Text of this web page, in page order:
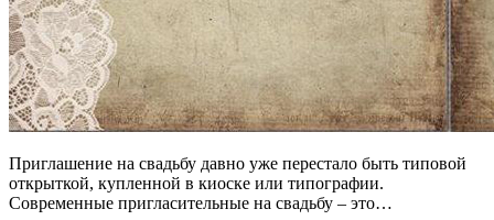
Приглашение на свадьбу давно уже перестало быть типовой
открыткой, купленной в киоске или типографии.
Современные пригласительные на свадьбу – это…